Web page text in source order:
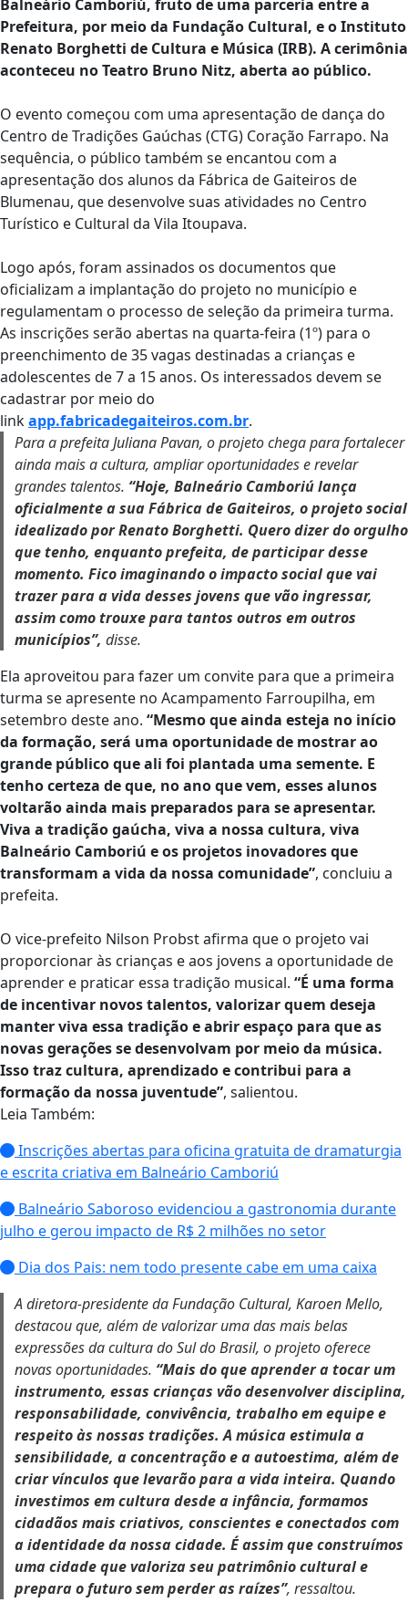
Balneário Camboriú, fruto de uma parceria entre a
Prefeitura, por meio da Fundação Cultural, e o Instituto
Renato Borghetti de Cultura e Música (IRB). A cerimônia
aconteceu no Teatro Bruno Nitz, aberta ao público.
O evento começou com uma apresentação de dança do
Centro de Tradições Gaúchas (CTG) Coração Farrapo. Na
sequência, o público também se encantou com a
apresentação dos alunos da Fábrica de Gaiteiros de
Blumenau, que desenvolve suas atividades no Centro
Turístico e Cultural da Vila Itoupava.
Logo após, foram assinados os documentos que
oficializam a implantação do projeto no município e
regulamentam o processo de seleção da primeira turma.
As inscrições serão abertas na quarta-feira (1º) para o
preenchimento de 35 vagas destinadas a crianças e
adolescentes de 7 a 15 anos. Os interessados devem se
cadastrar por meio do
linkapp.fabricadegaiteiros.com.br.
Para a prefeita Juliana Pavan, o projeto chega para fortalecer
ainda mais a cultura, ampliar oportunidades e revelar
grandes talentos. “Hoje, Balneário Camboriú lança
oficialmente a sua Fábrica de Gaiteiros, o projeto social
idealizado por Renato Borghetti. Quero dizer do orgulho
que tenho, enquanto prefeita, de participar desse
momento. Fico imaginando o impacto social que vai
trazer para a vida desses jovens que vão ingressar,
assim como trouxe para tantos outros em outros
municípios”, disse.
Ela aproveitou para fazer um convite para que a primeira
turma se apresente no Acampamento Farroupilha, em
setembro deste ano. “Mesmo que ainda esteja no início
da formação, será uma oportunidade de mostrar ao
grande público que ali foi plantada uma semente. E
tenho certeza de que, no ano que vem, esses alunos
voltarão ainda mais preparados para se apresentar.
Viva a tradição gaúcha, viva a nossa cultura, viva
Balneário Camboriú e os projetos inovadores que
transformam a vida da nossa comunidade”, concluiu a
prefeita.
O vice-prefeito Nilson Probst afirma que o projeto vai
proporcionar às crianças e aos jovens a oportunidade de
aprender e praticar essa tradição musical. “É uma forma
de incentivar novos talentos, valorizar quem deseja
manter viva essa tradição e abrir espaço para que as
novas gerações se desenvolvam por meio da música.
Isso traz cultura, aprendizado e contribui para a
formação da nossa juventude”, salientou.
Leia Também:
Inscrições abertas para oficina gratuita de dramaturgia
e escrita criativa em Balneário Camboriú
Balneário Saboroso evidenciou a gastronomia durante
julho e gerou impacto de R$ 2 milhões no setor
Dia dos Pais: nem todo presente cabe em uma caixa
A diretora-presidente da Fundação Cultural, Karoen Mello,
destacou que, além de valorizar uma das mais belas
expressões da cultura do Sul do Brasil, o projeto oferece
novas oportunidades. “Mais do que aprender a tocar um
instrumento, essas crianças vão desenvolver disciplina,
responsabilidade, convivência, trabalho em equipe e
respeito às nossas tradições. A música estimula a
sensibilidade, a concentração e a autoestima, além de
criar vínculos que levarão para a vida inteira. Quando
investimos em cultura desde a infância, formamos
cidadãos mais criativos, conscientes e conectados com
a identidade da nossa cidade. É assim que construímos
uma cidade que valoriza seu patrimônio cultural e
prepara o futuro sem perder as raízes”, ressaltou.